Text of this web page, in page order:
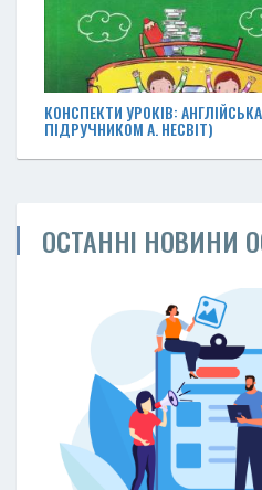
КОНСПЕКТИ УРОКІВ:
ПІДРУЧНИКОМ А. НЕСВІТ)
ОСТАННІ НОВИНИ